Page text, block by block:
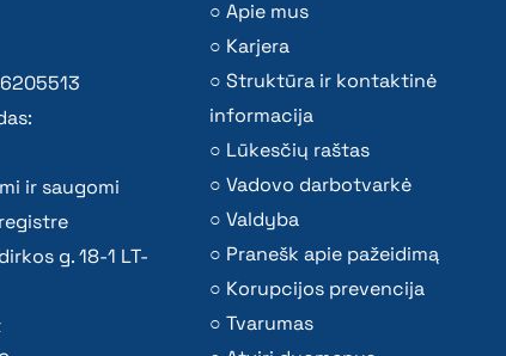
ir saugomi
g. 18-1 LT-
Apie mus
Karjera
Struktūra ir kontaktinė
informacija
Lūkesčių raštas
Vadovo darbotvarkė
Valdyba
Pranešk apie pažeidimą
Korupcijos prevencija
Tvarumas